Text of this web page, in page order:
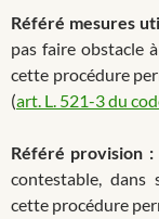
Référé mesures
pas faire obstacle
cette procédure
(art. L. 521-3 du
Référé provision :
contestable, dans
cette procédure